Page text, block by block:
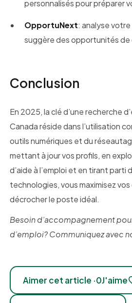
personnalisés pour préparer
OpportuNext: analyse
suggère des opportunités
Conclusion
En 2025, la clé d’une recherche
Canada réside dans l’utilisation
outils numériques et du
mettant à jour vos profils, en
d’aide à l’emploi et en tirant parti
technologies, vous maximisez
décrocher le poste idéal.
Besoin d’accompagnement
d’emploi? Communiquez avec
Aimer cet article ·0J'aime